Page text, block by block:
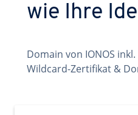
wie Ihre
Domain von IONOS
Wildcard-Zertifikat &